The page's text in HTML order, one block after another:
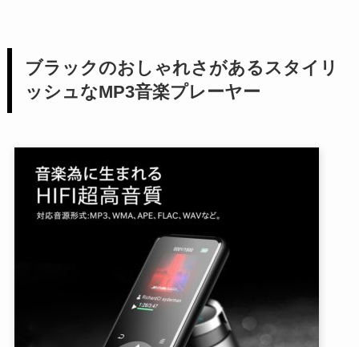
ブラックのおしゃれさがあるスタイリ
ッシュなMP3音楽プレーヤー